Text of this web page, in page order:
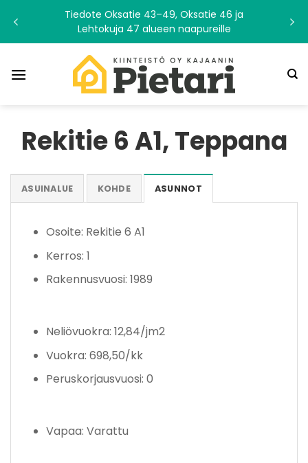
content
Tiedote Oksatie 43–49, Oksatie 46 ja
Lehtokuja 47 alueen naapureille
Rekitie 6 A1, Teppana
ASUINALUE KOHDE ASUNNOT
Osoite: Rekitie 6 A1
Kerros: 1
Rakennusvuosi: 1989
Neliövuokra: 12,84/jm2
Vuokra: 698,50/kk
Peruskorjausvuosi: 0
Vapaa: Varattu